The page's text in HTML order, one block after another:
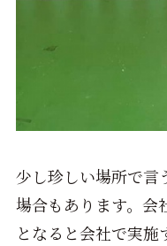
少し珍しい場所で言
場合もあります。会
となると会社で実